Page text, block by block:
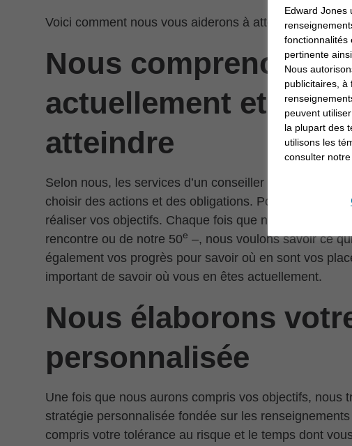
Voici comment nous vous aiderons à atteindre vos
Nous comprenons
actuellement et ce
atteindre
Selon nous, les services d’un conseiller en
choisir des actions et des obligations. Pour nous, ils
réaliser vos objectifs. Chaque fois que nous vous
rencontre ou de notre 50e –, nous voulons savoir ce
également vos progrès pour savoir où en sont vos
important de savoir où vous en êtes actuellement.
Nous élaborons
personnalisée
Une fois que nous aurons compris vos objectifs, nous
stratégie personnalisée fondée sur les
compris votre tolérance au risque et le temps dont
Edward Jones
fonctionnalités
pertinente
Nous
publicitaires, à
peuvent
la plupart des
utilisons les
consulter notre